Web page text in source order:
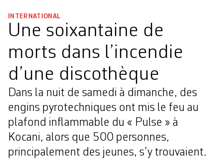
INTERNATIONAL
Une soixantaine de
morts dans l’incendie
d’une discothèque
Dans la nuit de samedi à dimanche, des
engins pyrotechniques ont mis le feu au
plafond inflammable du « Pulse » à
Kocani, alors que 500 personnes,
principalement des jeunes, s’y trouvaient.